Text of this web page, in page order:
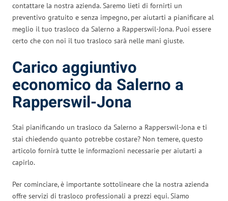
contattare la nostra azienda. Saremo lieti di fornirti un
preventivo gratuito e senza impegno, per aiutarti a pianificare al
meglio il tuo trasloco da Salerno a Rapperswil-Jona. Puoi essere
certo che con noi il tuo trasloco sarà nelle mani giuste.
Carico aggiuntivo
economico da Salerno a
Rapperswil-Jona
Stai pianificando un trasloco da Salerno a Rapperswil-Jona e ti
stai chiedendo quanto potrebbe costare? Non temere, questo
articolo fornirà tutte le informazioni necessarie per aiutarti a
capirlo.
Per cominciare, è importante sottolineare che la nostra azienda
offre servizi di trasloco professionali a prezzi equi. Siamo